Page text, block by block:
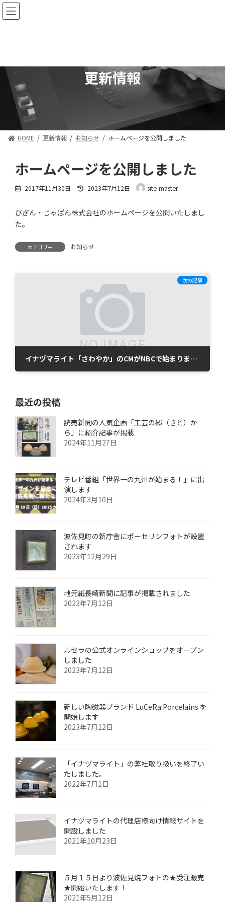
コ
ン
ス
ナ
ビ
ン
更新情報
HOME 更新情報 お知らせ ホームページを公開しました
ホームページを公開しました
2017年11月30日
最
新
2023年7月12日 site-master
びぎん・じゃぱん株式会社のホームページを公開いたしまし
た。
カテゴリー お知らせ
次の記事
イナヅマライト「さわやか」のCMがNBCで始まりました。
最近の投稿
読売新聞の人気企画「工芸の郷（さと）か
ら」に紹介記事が掲載
2024年11月27日
テレビ番組「世界一の九州が始まる！」に出
演します
2024年3月10日
波佐見町の新庁舎にポーセリンフォトが設置
されます
2023年12月29日
地元紙長崎新聞に記事が掲載されました
2023年7月12日
ルセラの公式オンラインショップをオープン
しました
2023年7月12日
新しい陶磁器ブランド LuCeRa Porcelains を
開始します
2023年7月12日
「イナヅマライト」の弊社取り扱いを終了い
たしました。
2022年7月1日
イナヅマライトの代理店様向け情報サイトを
開設しました
2021年10月23日
５月１５日より波佐見焼フォトの★受注販売
★開始いたします！
2021年5月12日